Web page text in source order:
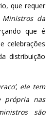
que requer
Ministros da
que é
celebrações
distribuição
ele tem
própria nas
são